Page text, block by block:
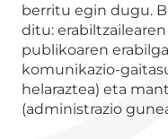
berritu egin dugu.
ditu:
publikoaren
komunikazio-
helaraztea) eta
(administrazio